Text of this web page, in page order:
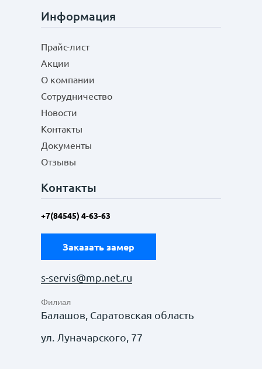
Информация
Прайс-лист
Акции
О компании
Сотрудничество
Новости
Контакты
Документы
Отзывы
Контакты
+7(84545) 4-63-63
Заказать замер
s-servis@mp.net.ru
Филиал
Балашов, Саратовская область
ул. Луначарского, 77